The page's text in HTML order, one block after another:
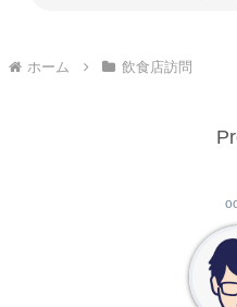
ホーム 飲食店訪問